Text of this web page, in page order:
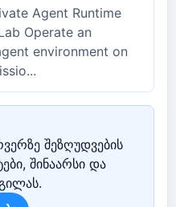
Agent Runtime
Operate an
environment on
შეზღუდვების
შინაარსი და